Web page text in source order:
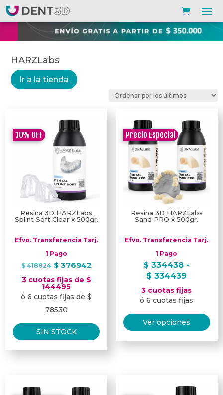
HARZLabs
Ir a la tienda
10% OFF
Resina 3D HARZLabs
Splint Soft Clear x 500gr.
Efvo. Transferencia Tarj.
1 Pago
$418824 El
precio
original
era:
$ 418824.
$376942El
es:
3 cuotas fijas de $
144495
ó 6 cuotas fijas de $
78530
SIN STOCK
Precio Especial
Resina 3D HARZLabs
Sand PRO x 500gr.
Efvo. Transferencia Tarj.
1 Pago
$ 334438 -
$ 334439
de
precios:
$
hasta
$
3 cuotas fijas
ó 6 cuotas fijas
Ver opciones